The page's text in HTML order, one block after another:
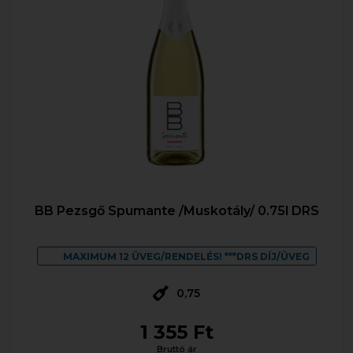
BB Pezsgő Spumante /Muskotály/ 0.75l DRS
MAXIMUM 12 ÜVEG/RENDELÉS! ***DRS DÍJ/ÜVEG
0,75
1 355 Ft
Bruttó ár